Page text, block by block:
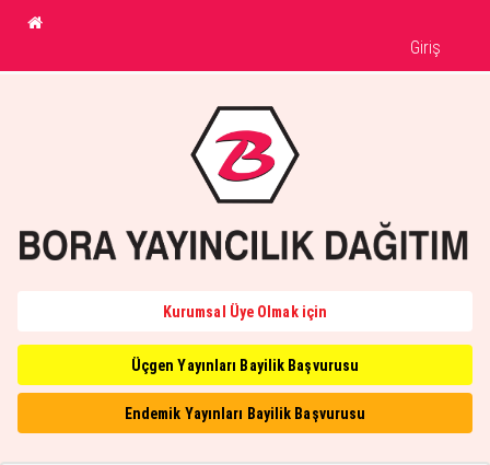
Giriş
Kurumsal Üye Olmak için
Üçgen Yayınları Bayilik Başvurusu
Endemik Yayınları Bayilik Başvurusu